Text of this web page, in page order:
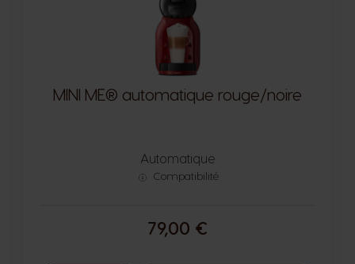
MINI ME® automatique rouge/noire
Automatique
Compatibilité
79,00 €